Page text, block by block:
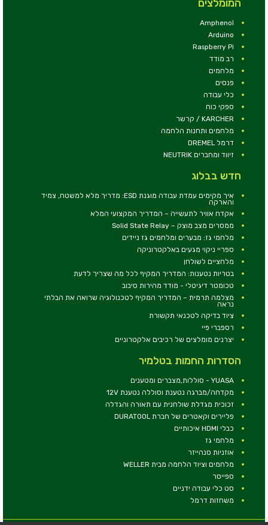
המומלצים
Amphenol
Arduino
Raspberry Pi
רב מודד
מלחמים
פנסים
כלי עבודה
ספקי כוח
KARCHER / קרשר
מלחמים ותחנות הלחמה
דרמל DREMEL
זיווד ומחברים NEUTRIK
חדש בבלוג
איך מקימים עמדת עבודה מוגנת ESD: מדריך מלא למשטח, צמיד
והארקה
אקדח אוויר לתעשייה – המדריך המקצועי המלא
ממסרים מצב מוצק – Solid State Relay
מלחמי גז: מבערים ומלחמים גז ניידים
ספריי ניקוי מגעים באלקטרוניקה
מלחציים לשולחן
בטריות נטענות: המדריך המקיף לכל מה שצריך לדעת
טכומטר דיגיטלי - מודד מהירות סיבוב
מצלמה תרמית – המדריך המקיף לטכנולוגיה שרואה את הבלתי
נראה
ציוד בדיקה לטכנאי תקשורת
רספברי פיי
יצרנים מומלצים של רכיבים אלקטרוניים
הסדרות החמות בטלמיר
YUASA - סוללות,מצברים ומטענים
מקדחה/מברגה נטענת וסוללה נטענת 12V
זכוכית מגדלת שולחנית עם תאורה והגדלה
פליירים וקאטרים של חברת DURATOOL
כבלי HDMI איכותיים
מלחמי גז
אוזניות סנהייזר
מלחמים וציוד הלחמה מבית WELLER
ספייסר
סט כלי עבודה ידניים
משחזות דרמל